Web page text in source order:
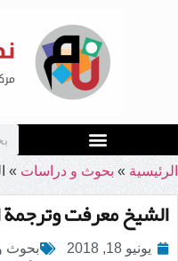
الرئيسية » بحوث و دراسات »
الشيخ معرفت وترجمة
يونيو 18, 2018 بحوث